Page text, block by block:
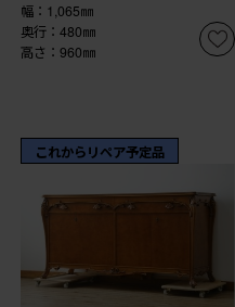
幅：1,065㎜
奥行：480㎜
高さ：960㎜
これからリペア予定品